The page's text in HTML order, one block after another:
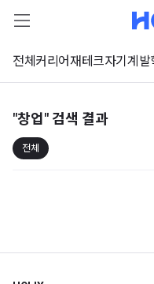
전체 커리어재테크자기계발
"창업" 검색 결과
전체